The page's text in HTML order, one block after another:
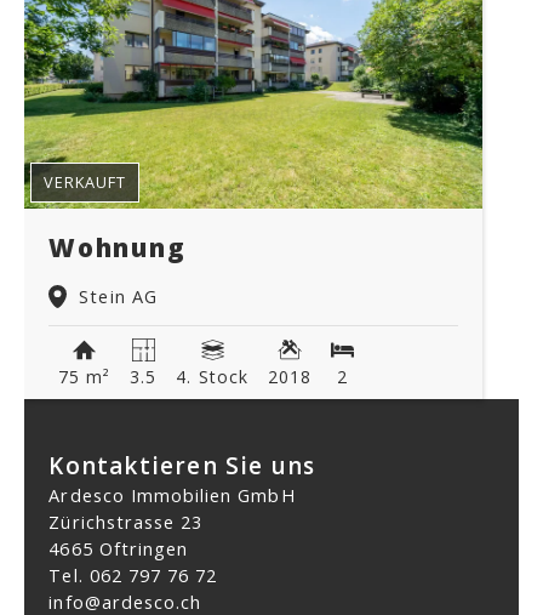
Wohnung
Stein AG
VERKAUFT
75 m² 3.5 4. Stock 2018 2
Kontaktieren Sie uns
Ardesco Immobilien GmbH
Zürichstrasse 23
4665 Oftringen
Tel. 062 797 76 72
info@ardesco.ch